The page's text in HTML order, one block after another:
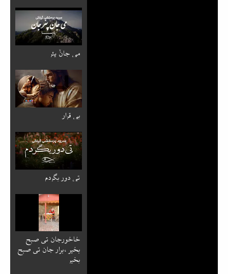
می جانٚ پئر
بی قرار
تی دور بگردم
خاخورجان تی صبح
بخیر ،برار جان تی صبح
بخیر